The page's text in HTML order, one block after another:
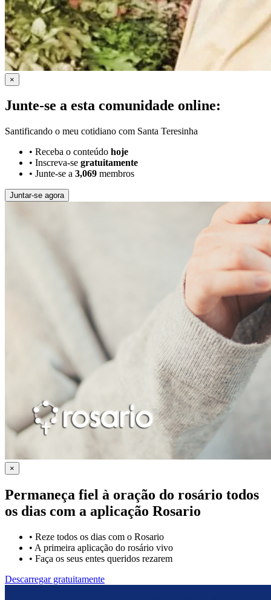
×
Junte-se a esta comunidade online:
Santificando o meu cotidiano com Santa Teresinha
• Receba o conteúdo hoje
• Inscreva-se gratuitamente
• Junte-se a 3,069 membros
Juntar-se agora
×
Permaneça fiel à oração do rosário todos
os dias com a aplicação Rosario
• Reze todos os dias com o Rosario
• A primeira aplicação do rosário vivo
• Faça os seus entes queridos rezarem
Descarregar gratuitamente